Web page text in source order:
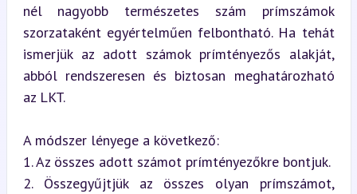
nél nagyobb természetes szám prímszámok
szorzataként egyértelműen felbontható. Ha tehát
ismerjük az adott számok prímtényezős alakját,
abból rendszeresen és biztosan meghatározható
az LKT.
A módszer lényege a következő:
1. Az összes adott számot prímtényezőkre bontjuk.
2. Összegyűjtjük az összes olyan prímszámot,